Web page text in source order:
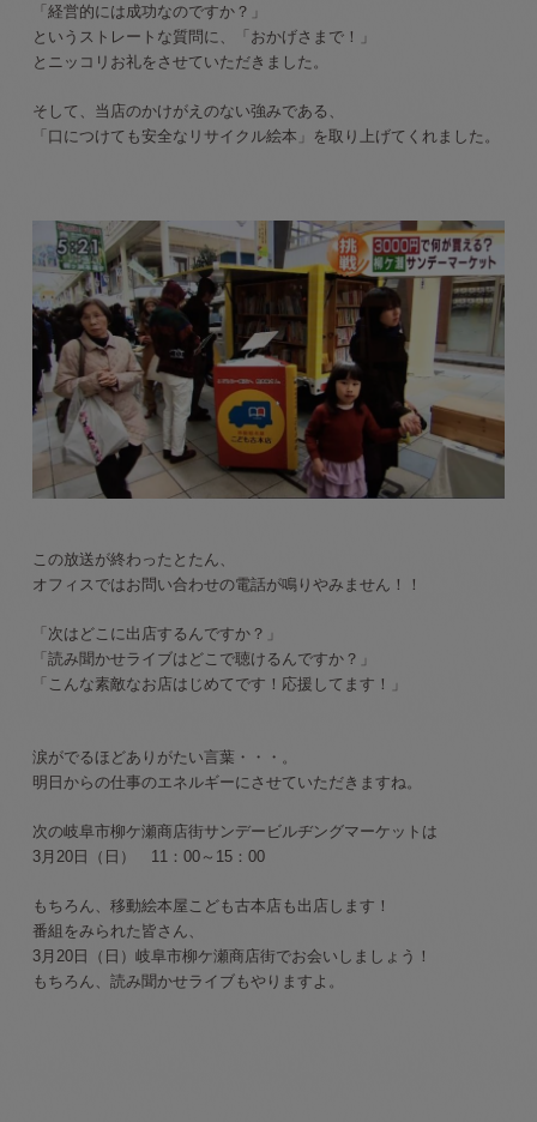
「経営的には成功なのですか？」
というストレートな質問に、「おかげさまで！」
とニッコリお礼をさせていただきました。
そして、当店のかけがえのない強みである、
「口につけても安全なリサイクル絵本」を取り上げてくれました。
この放送が終わったとたん、
オフィスではお問い合わせの電話が鳴りやみません！！
「次はどこに出店するんですか？」
「読み聞かせライブはどこで聴けるんですか？」
「こんな素敵なお店はじめてです！応援してます！」
涙がでるほどありがたい言葉・・・。
明日からの仕事のエネルギーにさせていただきますね。
次の岐阜市柳ケ瀬商店街サンデービルヂングマーケットは
3月20日（日） 11：00～15：00
もちろん、移動絵本屋こども古本店も出店します！
番組をみられた皆さん、
3月20日（日）岐阜市柳ケ瀬商店街でお会いしましょう！
もちろん、読み聞かせライブもやりますよ。